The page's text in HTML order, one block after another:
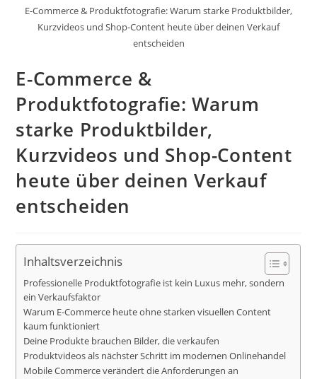
E-Commerce & Produktfotografie: Warum starke Produktbilder,
Kurzvideos und Shop-Content heute über deinen Verkauf
entscheiden
E-Commerce &
Produktfotografie: Warum
starke Produktbilder,
Kurzvideos und Shop-Content
heute über deinen Verkauf
entscheiden
Inhaltsverzeichnis
Professionelle Produktfotografie ist kein Luxus mehr, sondern
ein Verkaufsfaktor
Warum E-Commerce heute ohne starken visuellen Content
kaum funktioniert
Deine Produkte brauchen Bilder, die verkaufen
Produktvideos als nächster Schritt im modernen Onlinehandel
Mobile Commerce verändert die Anforderungen an